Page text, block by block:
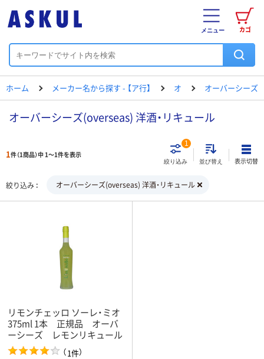
カゴ
メニュー
ホーム メーカー名から探す - 【ア行】 オ オーバーシーズ
オーバーシーズ(overseas) 洋酒・リキュール
1件（1商品）中 1～1件を表示
絞り込み
1
並び替え 表示切替
絞り込み オーバーシーズ(overseas) 洋酒・リキュール
リモンチェッロ ソーレ・ミオ
375ml 1本 正規品 オーバ
ーシーズ レモンリキュール
（1件）